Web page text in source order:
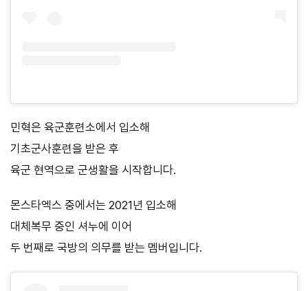
민혁은 육군훈련소에서 입소해
기초군사훈련을 받은 후
육군 현역으로 군생활을 시작합니다.
몬스타엑스 중에서는 2021년 입소해
대체복무 중인 셔누에 이어
두 번째로 국방의 의무를 받는 멤버입니다.